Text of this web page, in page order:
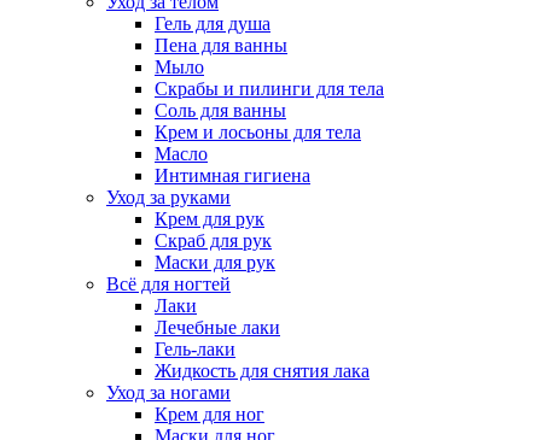
Гель для душа
Пена для ванны
Мыло
Скрабы и пилинги для тела
Соль для ванны
Крем и лосьоны для тела
Масло
Интимная гигиена
Уход за руками
Крем для рук
Скраб для рук
Маски для рук
Всё для ногтей
Лаки
Лечебные лаки
Гель-лаки
Жидкость для снятия лака
Уход за ногами
Крем для ног
Маски для ног